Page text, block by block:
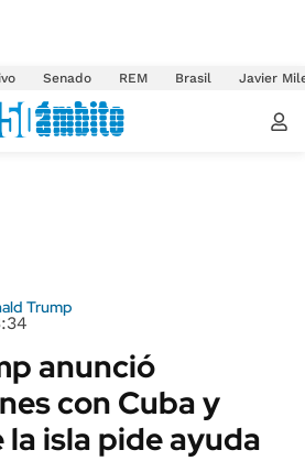
Senado REM Brasil Javier
Trump
anunció
con Cuba y
isla pide ayuda